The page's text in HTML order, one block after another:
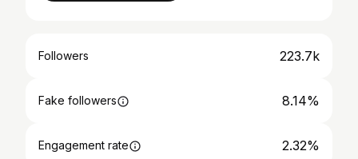
Followers 223.7k
Fake followers 8.14%
Engagement rate 2.32%